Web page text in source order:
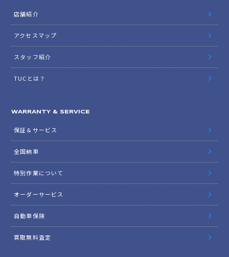
店舗紹介
アクセスマップ
スタッフ紹介
TUCとは？
WARRANTY & SERVICE
保証＆サービス
全国納車
特別作業について
オーダーサービス
自動車保険
買取無料査定